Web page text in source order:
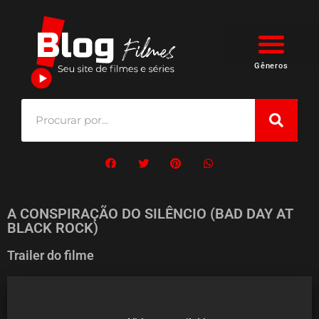
Gêneros
A CONSPIRAÇÃO DO SILÊNCIO (BAD DAY AT
BLACK ROCK)
Trailer do filme